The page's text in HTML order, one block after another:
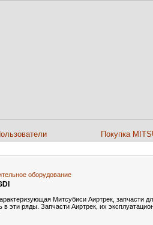
Покупка
оборудование
Митсубиси Аиртрек, запчасти
эти ряды. Запчасти Аиртрек, их